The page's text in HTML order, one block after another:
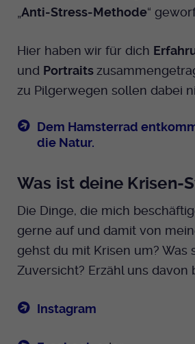
Anti-Stress-Methode“
Hier haben wir für dich
und Portraits
zu Pilgerwegen sollen dabei
Dem Hamsterrad
die Natur.
Was ist deine Krisen-
Die Dinge, die mich
gerne auf und damit von
gehst du mit Krisen um? Was
Zuversicht? Erzähl uns davon
Instagram